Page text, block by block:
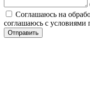
Соглашаюсь на
соглашаюсь с условиями